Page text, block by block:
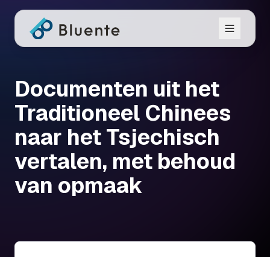
Documenten uit het
Traditioneel Chinees
naar het Tsjechisch
vertalen, met behoud
van opmaak